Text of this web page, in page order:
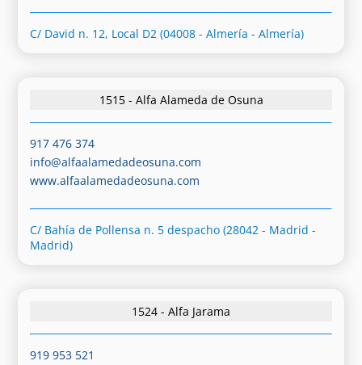
C/ David n. 12, Local D2 (04008 - Almería - Almería)
1515 - Alfa Alameda de Osuna
917 476 374
info@alfaalamedadeosuna.com
www.alfaalamedadeosuna.com
C/ Bahía de Pollensa n. 5 despacho (28042 - Madrid -
Madrid)
1524 - Alfa Jarama
919 953 521